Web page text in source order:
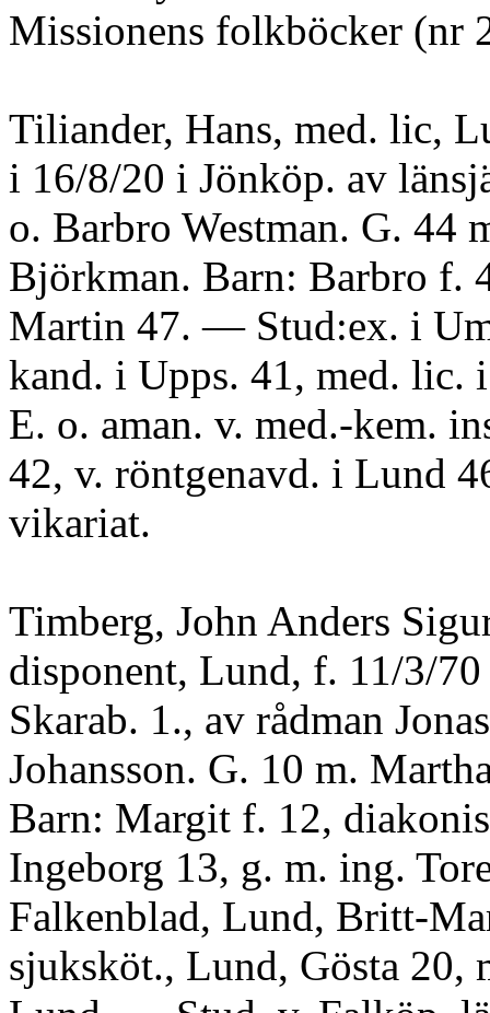
Missionens folkböcker (nr
Tiliander, Hans, med. lic,
i 16/8/20 i Jönköp. av
o. Barbro Westman. G. 44
Björkman. Barn: Barbro f.
Martin 47. — Stud:ex. i
kand. i Upps. 41, med. lic.
E. o. aman. v. med.-kem.
42, v. röntgenavd. i Lund
vikariat.
Timberg, John Anders
disponent, Lund, f. 11/3/
Skarab. 1., av rådman
Johansson. G. 10 m.
Barn: Margit f. 12,
Ingeborg 13, g. m. ing.
Falkenblad, Lund, Britt-
sjuksköt., Lund, Gösta 20,